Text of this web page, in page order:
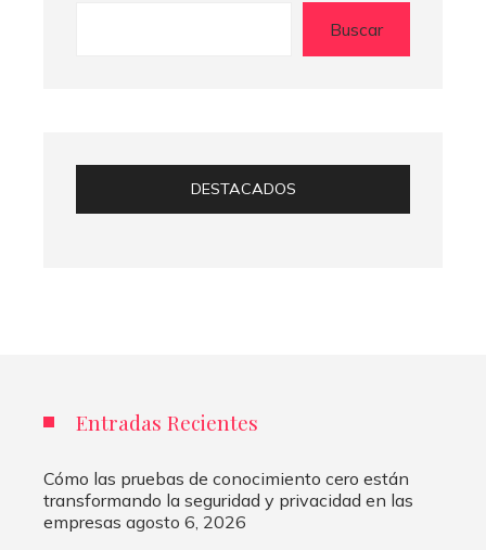
Buscar
DESTACADOS
Entradas Recientes
Cómo las pruebas de conocimiento cero están
transformando la seguridad y privacidad en las
empresas agosto 6, 2026